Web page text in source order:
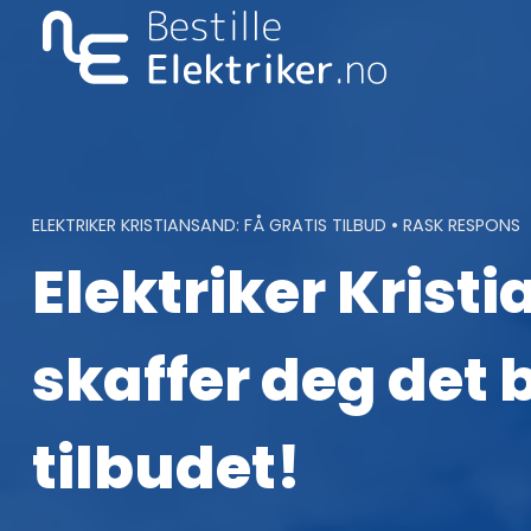
content
ELEKTRIKER KRISTIANSAND: FÅ GRATIS TILBUD • RASK RESPONS
Elektriker
skaffer deg det
tilbudet!